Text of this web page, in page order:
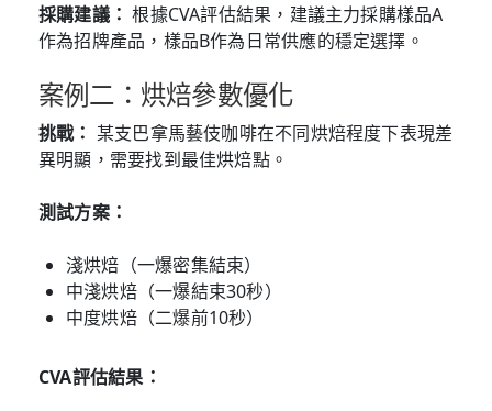
採購建議： 根據CVA評估結果，建議主力採購樣品A
作為招牌產品，樣品B作為日常供應的穩定選擇。
案例二：烘焙參數優化
挑戰： 某支巴拿馬藝伎咖啡在不同烘焙程度下表現差
異明顯，需要找到最佳烘焙點。
測試方案：
淺烘焙（一爆密集結束）
中淺烘焙（一爆結束30秒）
中度烘焙（二爆前10秒）
CVA評估結果：